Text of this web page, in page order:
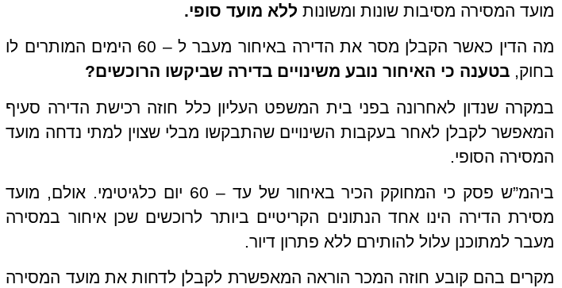
מועד המסירה מסיבות שונות ומשונות ללא מועד סופי.
מה הדין כאשר הקבלן מסר את הדירה באיחור מעבר ל – 60 הימים המותרים לו
בחוק, בטענה כי האיחור נובע משינויים בדירה שביקשו הרוכשים?
במקרה שנדון לאחרונה בפני בית המשפט העליון כלל חוזה רכישת הדירה סעיף
המאפשר לקבלן לאחר בעקבות השינויים שהתבקשו מבלי שצוין למתי נדחה מועד
המסירה הסופי.
ביהמ”ש פסק כי המחוקק הכיר באיחור של עד – 60 יום כלגיטימי. אולם, מועד
מסירת הדירה הינו אחד הנתונים הקריטיים ביותר לרוכשים שכן איחור במסירה
מעבר למתוכנן עלול להותירם ללא פתרון דיור.
מקרים בהם קובע חוזה המכר הוראה המאפשרת לקבלן לדחות את מועד המסירה